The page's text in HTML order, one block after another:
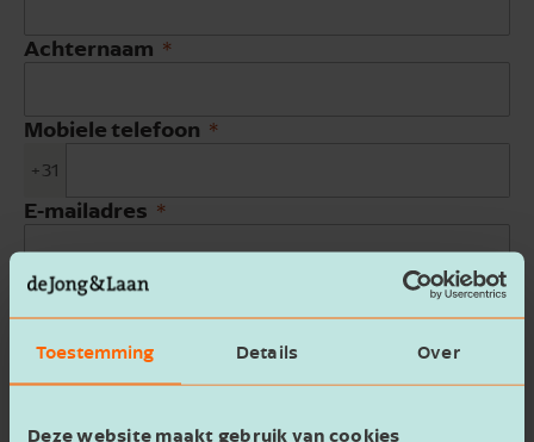
Toestemming Details Over
Deze website maakt gebruik van cookies
Achternaam
Mobiele telefoon
+31
E-mailadres
Bedrijfsnaam